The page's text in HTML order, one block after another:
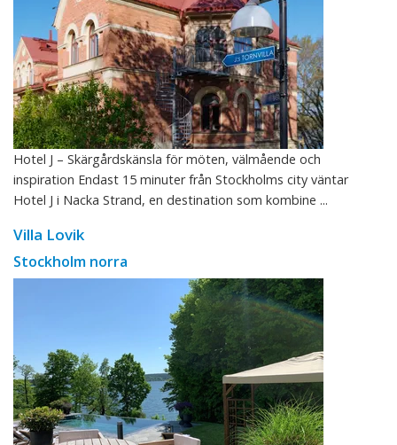
Hotel J – Skärgårdskänsla för möten, välmående och
inspiration Endast 15 minuter från Stockholms city väntar
Hotel J i Nacka Strand, en destination som kombine ...
Villa Lovik
Stockholm norra